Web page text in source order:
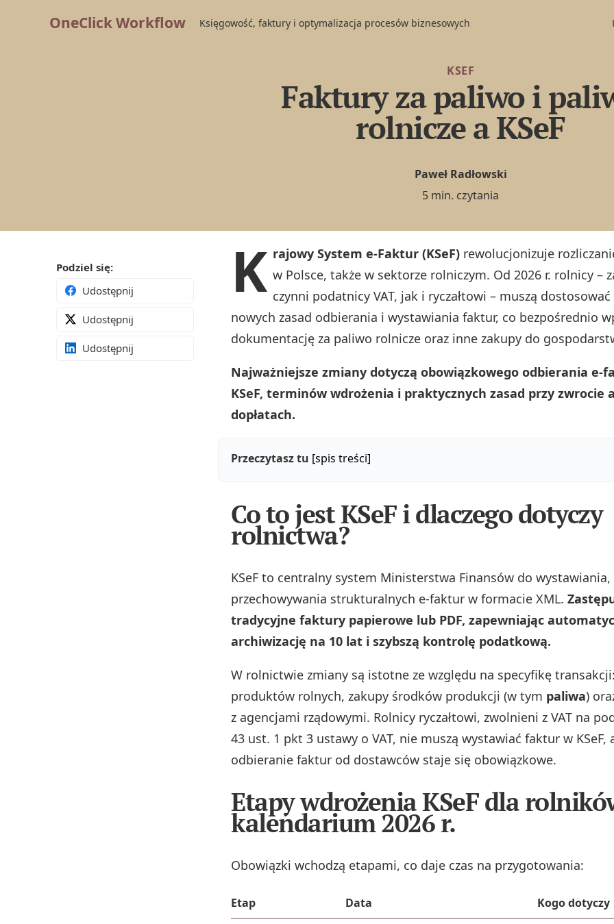
OneClick Workflow Księgowość, faktury i optymalizacja procesów biznesowych
KSEF
Faktury za paliwo i
rolnicze a KSeF
Paweł Radłowski
5 min. czytania
Podziel się:
Udostępnij
Udostępnij
Udostępnij
K rajowy System e-Faktur (KSeF) rewolucjonizuje
w Polsce, także w sektorze rolniczym. Od 2026 r. rolnicy –
czynni podatnicy VAT, jak i ryczałtowi – muszą
nowych zasad odbierania i wystawiania faktur, co bezpośrednio
dokumentację za paliwo rolnicze oraz inne zakupy do
Najważniejsze zmiany dotyczą obowiązkowego odbierania e-
KSeF, terminów wdrożenia i praktycznych zasad przy zwrocie
dopłatach.
Przeczytasz tu [spis treści]
Co to jest KSeF i dlaczego dotyczy
rolnictwa?
KSeF to centralny system Ministerstwa Finansów do
przechowywania strukturalnych e-faktur w formacie XML.
tradycyjne faktury papierowe lub PDF, zapewniając
archiwizację na 10 lat i szybszą kontrolę podatkową.
W rolnictwie zmiany są istotne ze względu na specyfikę
produktów rolnych, zakupy środków produkcji (w tym paliwa)
z agencjami rządowymi. Rolnicy ryczałtowi, zwolnieni z VAT na
43 ust. 1 pkt 3 ustawy o VAT, nie muszą wystawiać faktur w KSeF,
odbieranie faktur od dostawców staje się obowiązkowe.
Etapy wdrożenia KSeF dla
kalendarium 2026 r.
Obowiązki wchodzą etapami, co daje czas na przygotowania:
Etap Data Kogo dotyczy